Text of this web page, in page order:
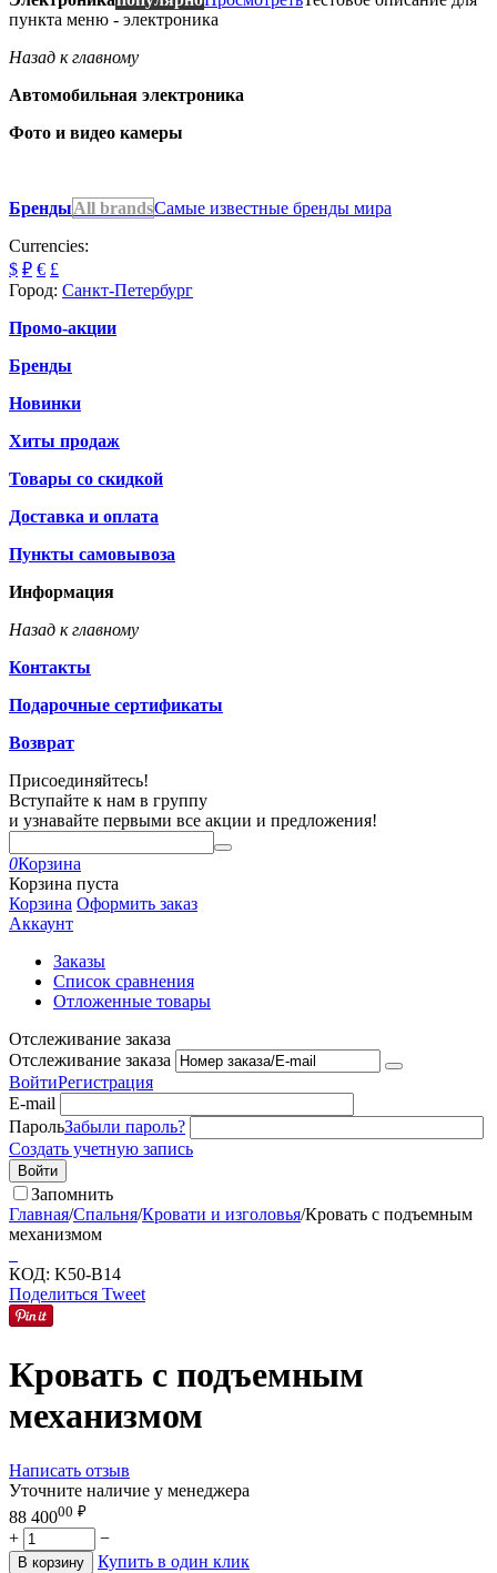
пункта меню - электроника
Назад к главному
Автомобильная электроника
Фото и видео камеры
БрендыAll brandsСамые известные бренды мира
Currencies:
$ ₽ € £
Город: Санкт-Петербург
Промо-акции
Бренды
Новинки
Хиты продаж
Товары со скидкой
Доставка и оплата
Пункты самовывоза
Информация
Назад к главному
Контакты
Подарочные сертификаты
Возврат
Присоединяйтесь!
Вступайте к нам в группу
и узнавайте первыми все акции и предложения!
0Корзина
Корзина пуста
Корзина Оформить заказ
Аккаунт
Заказы
Список сравнения
Отложенные товары
Отслеживание заказа
Отслеживание заказа
ВойтиРегистрация
E-mail
ПарольЗабыли пароль?
Создать учетную запись
Войти
Запомнить
Главная/Спальня/Кровати и изголовья/Кровать с подъемным
механизмом
КОД: K50-B14
Поделиться Tweet
Кровать с подъемным
механизмом
Написать отзыв
Уточните наличие у менеджера
88 40000 ₽
+ −
В корзину
Купить в один клик